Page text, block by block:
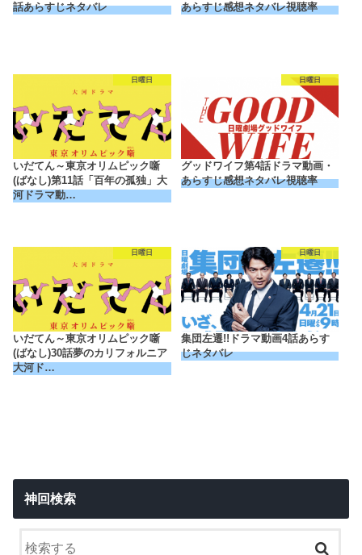
話あらすじネタバレ
あらすじ感想ネタバレ視聴率
日曜日
いだてん～東京オリムピック噺
(ばなし)第11話「百年の孤独」大
河ドラマ動…
日曜日
グッドワイフ第4話ドラマ動画・
あらすじ感想ネタバレ視聴率
日曜日
いだてん～東京オリムピック噺
(ばなし)30話夢のカリフォルニア
大河ド…
日曜日
集団左遷!!ドラマ動画4話あらす
じネタバレ
神回検索